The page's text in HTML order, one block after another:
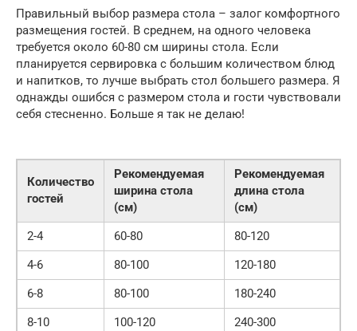
Правильный выбор размера стола – залог комфортного
размещения гостей. В среднем, на одного человека
требуется около 60-80 см ширины стола. Если
планируется сервировка с большим количеством блюд
и напитков, то лучше выбрать стол большего размера. Я
однажды ошибся с размером стола и гости чувствовали
себя стесненно. Больше я так не делаю!
Количество
гостей
Рекомендуемая
ширина стола
(см)
Рекомендуемая
длина стола
(см)
2-4
60-80
80-120
4-6
80-100
120-180
6-8
80-100
180-240
8-10
100-120
240-300